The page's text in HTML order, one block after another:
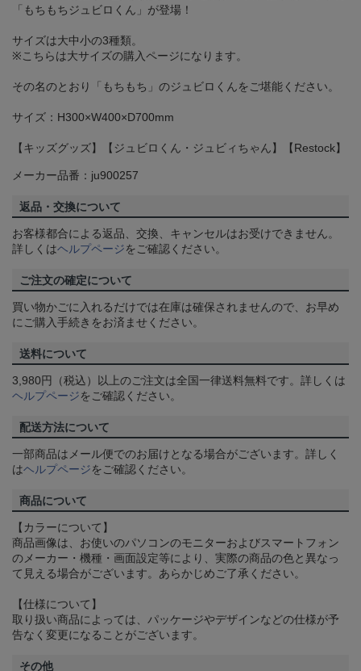
「もちもちジュビロくん」が登場！
サイズは大中小の3種類。
※こちらは大サイズの購入ページになります。
その名のとおり「もちもち」のジュビロくんをご堪能ください。
サイズ：H300×W400×D700mm
【キッズグッズ】【ジュビロくん・ジュビィちゃん】【Restock】
メーカー品番：ju900257
返品・交換について
お客様都合による返品、交換、キャンセルはお受けできません。
詳しくはヘルプページをご確認ください。
ご注文の確定について
買い物かごに入れるだけでは在庫は確保されませんので、お早め
にご購入手続きをお済ませください。
送料について
3,980円（税込）以上のご注文は全国一律送料無料です。詳しくは
ヘルプページをご確認ください。
配送方法について
一部商品はメール便でのお届けとなる場合がございます。詳しく
はヘルプページをご確認ください。
商品について
【カラーについて】
商品画像は、お使いのパソコンのモニターおよびスマートフォン
のメーカー・機種・画面設定等により、実際の商品の色と異なっ
て見える場合がございます。あらかじめご了承ください。
【仕様について】
取り扱い商品によっては、パッケージやデザインなどの仕様が予
告なく変更になることがございます。
その他